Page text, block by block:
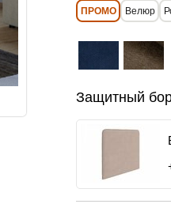
ПРОМО Велюр
Защитный